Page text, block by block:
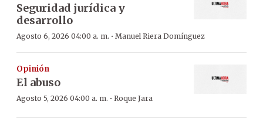
Seguridad jurídica y
desarrollo
Agosto 6, 2026 04:00 a. m. · Manuel Riera Domínguez
Opinión
El abuso
Agosto 5, 2026 04:00 a. m. · Roque Jara